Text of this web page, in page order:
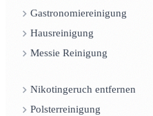
Gastronomiereinigung
Hausreinigung
Messie Reinigung
Nikotingeruch entfernen
Polsterreinigung